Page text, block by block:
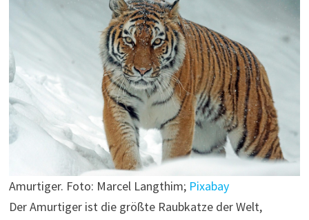
Amurtiger. Foto: Marcel Langthim; Pixabay
Der Amurtiger ist die größte Raubkatze der Welt,